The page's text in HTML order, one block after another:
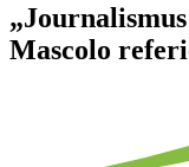
Mascolo